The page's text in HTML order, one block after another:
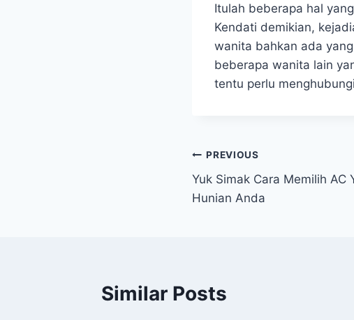
Itulah beberapa hal
Kendati demikian,
wanita bahkan ada
beberapa wanita lain
tentu perlu
Post
navigation
PREVIOUS
Yuk Simak Cara Memilih AC
Hunian Anda
Similar Posts